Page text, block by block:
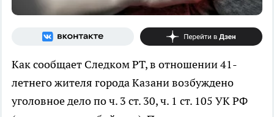
Как сообщает Следком РТ, в отношении 41-
летнего жителя города Казани возбуждено
уголовное дело по ч. 3 ст. 30, ч. 1 ст. 105 УК РФ